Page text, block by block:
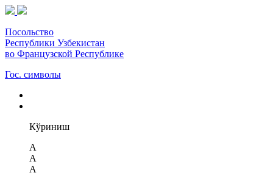
Посольство
Республики Узбекистан
во Французской Республике
Гос. символы
Кўриниш
A
A
A